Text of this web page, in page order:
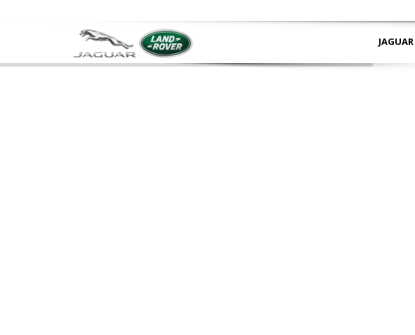
JAGUAR